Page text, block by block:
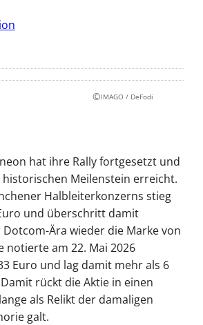
©IMAGO / DeFodi
hat ihre Rally fortgesetzt und
historischen Meilenstein erreicht.
Halbleiterkonzerns stieg
und überschritt damit
Ära wieder die Marke von
notierte am 22. Mai 2026
Euro und lag damit mehr als 6
rückt die Aktie in einen
als Relikt der damaligen
galt.